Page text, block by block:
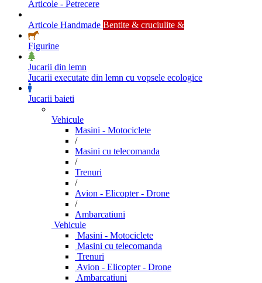
Articole - Petrecere
Articole Handmade Bentite & cruciulite &
Figurine
Jucarii din lemn
Jucarii executate din lemn cu vopsele ecologice
Jucarii baieti
Vehicule
Masini - Motociclete
/
Masini cu telecomanda
/
Trenuri
/
Avion - Elicopter - Drone
/
Ambarcatiuni
Vehicule
Masini - Motociclete
Masini cu telecomanda
Trenuri
Avion - Elicopter - Drone
Ambarcatiuni